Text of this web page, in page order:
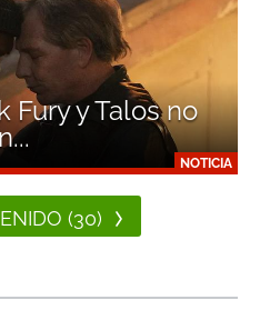
NOTICIA
Fury y Talos no
(30)